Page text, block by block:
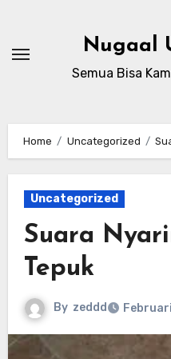
content
Nugaal
Semua Bisa
Home Uncategorized
Uncategorized
Suara
Tepuk
By zeddd